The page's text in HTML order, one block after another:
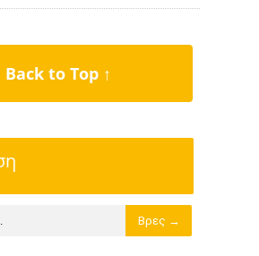
Back to Top ↑